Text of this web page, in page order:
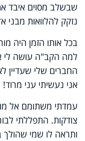
שבשלב מסוים איבד
נזקק להלוואות מבני
בכל אותו הזמן היה
למה הקב"ה עושה לי
החברים שלי שעדיין
אני נעשיתי עני מרוד!
עמדתי משתומם אל
צודקות. התפללתי
ותראה לו שמי שהולך